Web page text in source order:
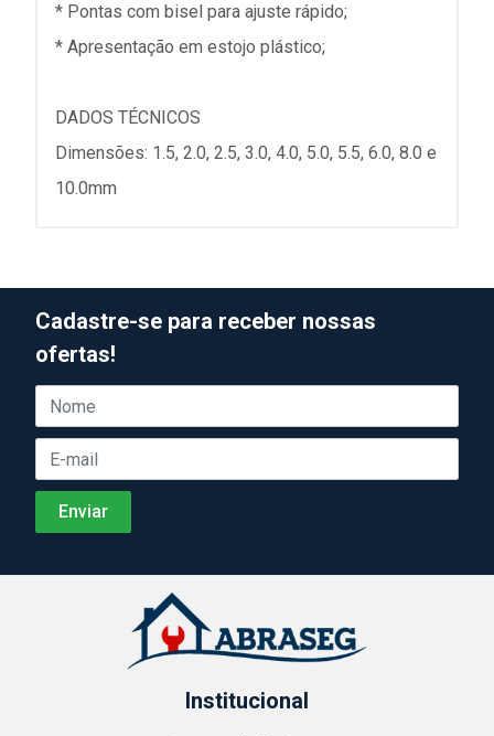
* Pontas com bisel para ajuste rápido;
* Apresentação em estojo plástico;
DADOS TÉCNICOS
Dimensões: 1.5, 2.0, 2.5, 3.0, 4.0, 5.0, 5.5, 6.0, 8.0 e
10.0mm
Cadastre-se para receber nossas
ofertas!
Institucional